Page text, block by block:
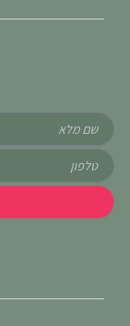
שם
טלפון